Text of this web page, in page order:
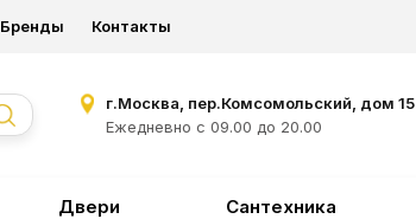
Бренды Контакты
г.Москва, пер.Комсомольский, дом 15
Ежедневно с 09.00 до 20.00
Двери Сантехника